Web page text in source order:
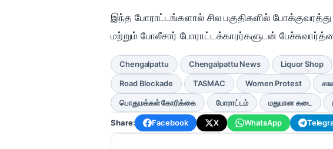
இந்த போராட்டங்களால் சில பகுதிகளில்
மற்றும் போலீசார் போராட்டக்காரர்களுடன்
Chengalpattu Chengalpattu News Liquor Shop
Road Blockade TASMAC Women Protest
பொதுமக்கள் கோரிக்கை போராட்டம் மதுபான கடை
Share: Facebook X WhatsApp